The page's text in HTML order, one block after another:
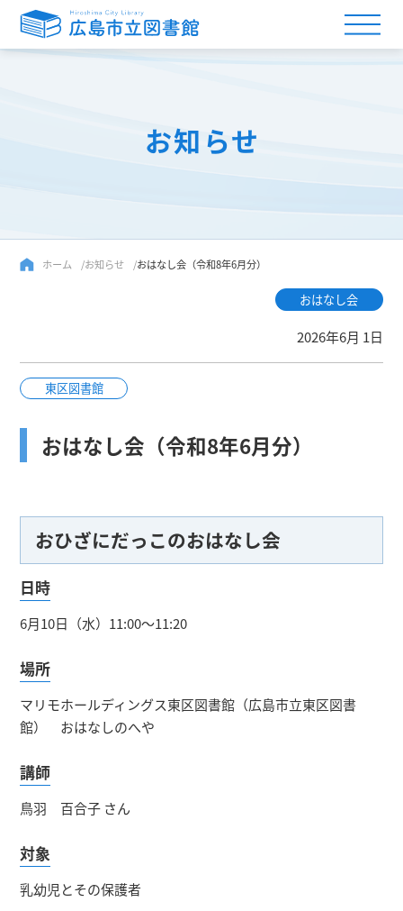
お知らせ
ホーム お知らせ おはなし会（令和8年6月分）
おはなし会
2026年6月 1日
東区図書館
おはなし会（令和8年6月分）
おひざにだっこのおはなし会
日時
6月10日（水）11:00～11:20
場所
マリモホールディングス東区図書館（広島市立東区図書
館） おはなしのへや
講師
鳥羽 百合子 さん
対象
乳幼児とその保護者